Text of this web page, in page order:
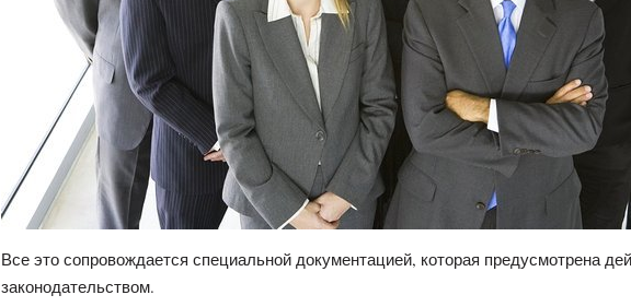
Все это сопровождается специальной документацией, которая предусмотрена
законодательством.